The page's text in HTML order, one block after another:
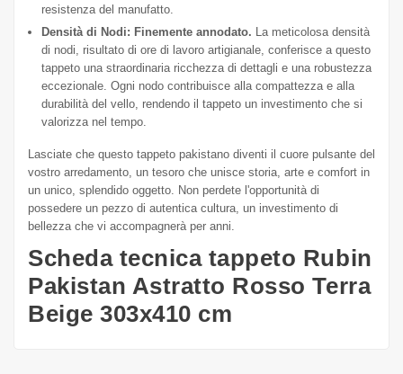
resistenza del manufatto.
Densità di Nodi: Finemente annodato. La meticolosa densità
di nodi, risultato di ore di lavoro artigianale, conferisce a questo
tappeto una straordinaria ricchezza di dettagli e una robustezza
eccezionale. Ogni nodo contribuisce alla compattezza e alla
durabilità del vello, rendendo il tappeto un investimento che si
valorizza nel tempo.
Lasciate che questo tappeto pakistano diventi il cuore pulsante del
vostro arredamento, un tesoro che unisce storia, arte e comfort in
un unico, splendido oggetto. Non perdete l'opportunità di
possedere un pezzo di autentica cultura, un investimento di
bellezza che vi accompagnerà per anni.
Scheda tecnica tappeto Rubin
Pakistan Astratto Rosso Terra
Beige 303x410 cm